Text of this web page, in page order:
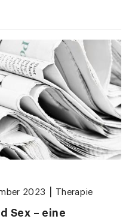
2023 Therapie
Sex – eine